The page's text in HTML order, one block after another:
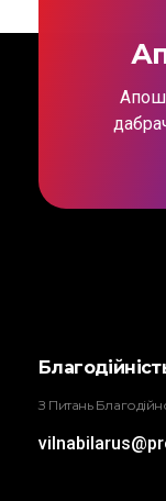
Трыбунал
ВІЛЬНА БІЛОРУСЬ
З Питань